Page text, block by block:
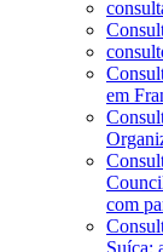
em
com
Suíça;